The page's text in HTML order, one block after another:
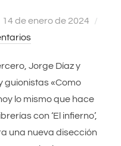
Publicado
el
14 de enero de 2024
Jorge Díaz y
guionistas «Como
lo mismo que hace
con ‘El infierno’,
una nueva disección